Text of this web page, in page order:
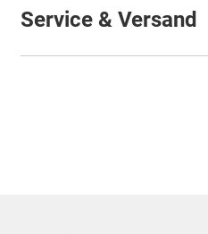
Service & Versand